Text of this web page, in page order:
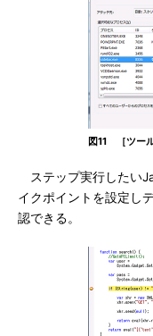
図11 ［ツー
ステップ実行したい
イクポイントを設定し
認できる。